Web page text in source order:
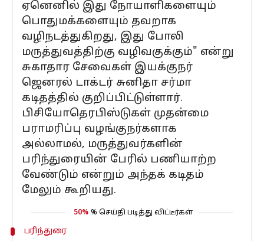
ஏனெனில் இது நோயாளிகளையும்
பொதுமக்களையும் தவறாக
வழிநடத்துகிறது, இது போலி
மருத்துவத்திற்கு வழிவகுக்கும்" என்று
சுகாதார சேவைகள் இயக்குநர்
ஜெனரல் டாக்டர் சுனிதா சர்மா
கடிதத்தில் குறிப்பிட்டுள்ளார்.
பிசியோதெரபிஸ்டுகள் முதன்மை
பராமரிப்பு வழங்குநர்களாக
அல்லாமல், மருத்துவர்களின்
பரிந்துரையின் பேரில் பணியாற்ற
வேண்டும் என்றும் அந்தக் கடிதம்
மேலும் கூறியது.
50% % செய்தி படித்து விட்டீர்கள்
பரிந்துரை